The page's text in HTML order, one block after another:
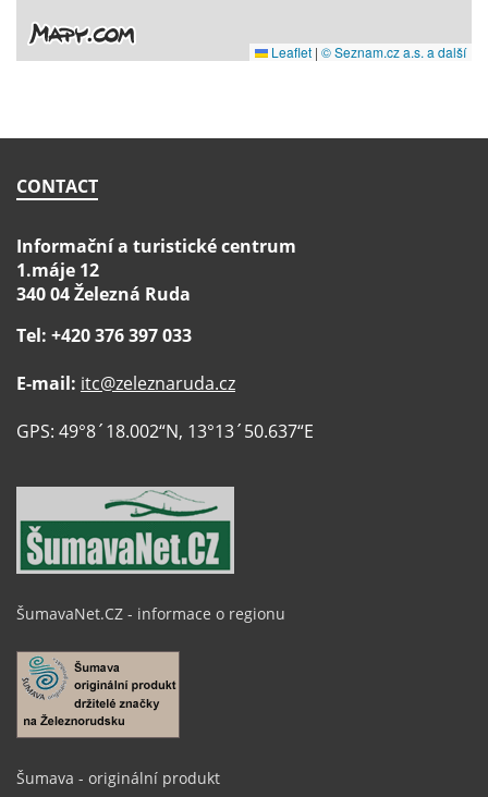
CONTACT
Informační a turistické centrum
1.máje 12
340 04 Železná Ruda
Tel: +420 376 397 033
E-mail: itc@zeleznaruda.cz
GPS: 49°8´18.002“N, 13°13´50.637“E
ŠumavaNet.CZ - informace o regionu
Šumava - originální produkt